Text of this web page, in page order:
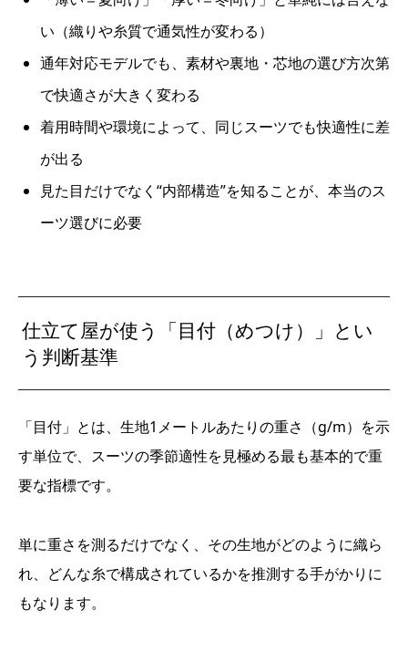
い（織りや糸質で通気性が変わる）
通年対応モデルでも、素材や裏地・芯地の選び方次第
で快適さが大きく変わる
着用時間や環境によって、同じスーツでも快適性に差
が出る
見た目だけでなく“内部構造”を知ることが、本当のス
ーツ選びに必要
仕立て屋が使う「目付（めつけ）」とい
う判断基準
「目付」とは、生地1メートルあたりの重さ（g/m）を示
す単位で、スーツの季節適性を見極める最も基本的で重
要な指標です。
単に重さを測るだけでなく、その生地がどのように織ら
れ、どんな糸で構成されているかを推測する手がかりに
もなります。